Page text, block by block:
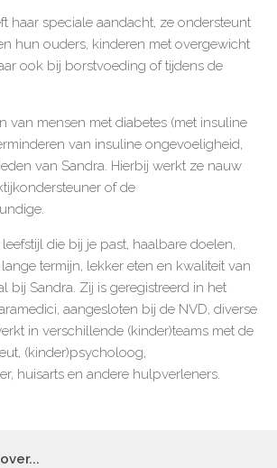
haar speciale aandacht, ze ondersteunt
hun ouders, kinderen met overgewicht
ook bij borstvoeding of tijdens de
van mensen met diabetes (met insuline
van insuline ongevoeligheid,
van Sandra. Hierbij werkt ze nauw
of de
die bij je past, haalbare doelen,
termijn, lekker eten en kwaliteit van
bij Sandra. Zij is geregistreerd in het
aangesloten bij de NVD, diverse
in verschillende (kinder)teams met de
(kinder)psycholoog,
huisarts en andere hulpverleners.